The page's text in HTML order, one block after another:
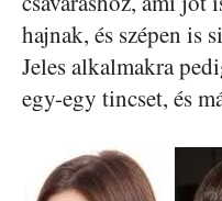
hajnak, és szépen is
Jeles alkalmakra
egy-egy tincset, és